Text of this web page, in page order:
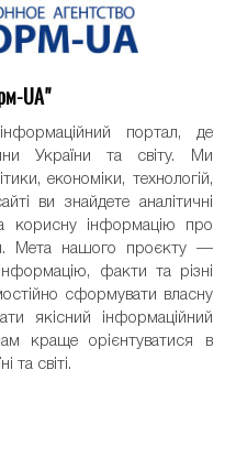
UA"
портал, де
України та світу. Ми
економіки, технологій,
ви знайдете аналітичні
корисну інформацію про
Мета нашого проєкту —
факти та різні
сформувати власну
якісний інформаційний
краще орієнтуватися в
та світі.